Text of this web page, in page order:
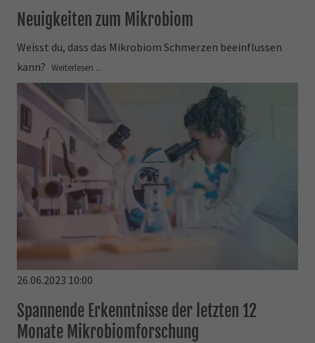
Neuigkeiten zum Mikrobiom
Weisst du, dass das Mikrobiom Schmerzen beeinflussen
kann? Weiterlesen ...
26.06.2023 10:00
Spannende Erkenntnisse der letzten 12
Monate Mikrobiomforschung